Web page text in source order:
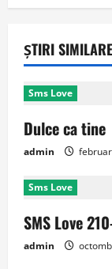
ȘTIRI SIMILARE
Sms Love
Dulce ca tine
admin
Sms Love
SMS Love
admin